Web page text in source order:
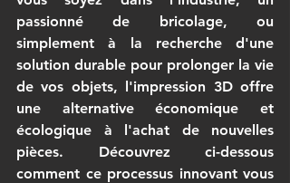
passionné de bricolage, ou
simplement à la recherche d'une
solution durable pour prolonger la vie
de vos objets, l'impression 3D offre
une alternative économique et
écologique à l'achat de nouvelles
pièces. Découvrez ci-dessous
comment ce processus innovant vous